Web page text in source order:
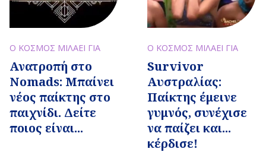
Ο ΚΟΣΜΟΣ ΜΙΛΑΕΙ ΓΙΑ
Ανατροπή στο
Nomads: Μπαίνει
νέος παίκτης στο
παιχνίδι. Δείτε
ποιος είναι...
Ο ΚΟΣΜΟΣ ΜΙΛΑΕΙ ΓΙΑ
Survivor
Αυστραλίας:
Παίκτης έμεινε
γυμνός, συνέχισε
να παίζει και...
κέρδισε!